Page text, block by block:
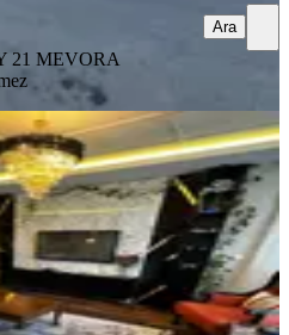
21 MEVORA
Ara
Yüksek Altıağaç Toki
Kat Mimari Eser
Mahallesi
· 14. Kat·27.06.2026